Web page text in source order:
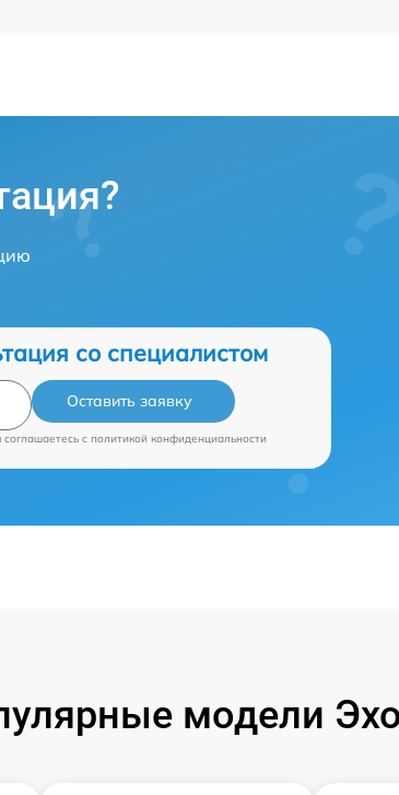
со специалистом
Оставить заявку
c политикой конфиденциальности
модели